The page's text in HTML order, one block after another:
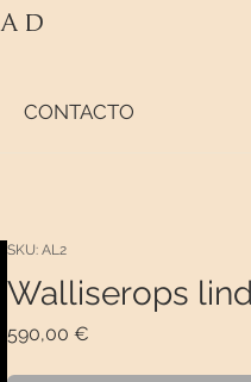
CONTACTO
SKU: AL2
Walliserops
590,00 €Precio